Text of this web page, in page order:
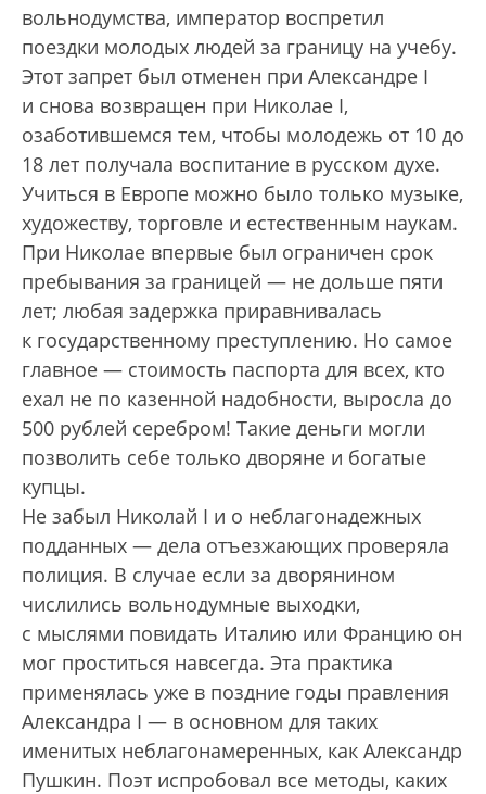
вольнодумства, император воспретил
поездки молодых людей за границу на учебу.
Этот запрет был отменен при Александре I
и снова возвращен при Николае I,
озаботившемся тем, чтобы молодежь от 10 до
18 лет получала воспитание в русском духе.
Учиться в Европе можно было только музыке,
художеству, торговле и естественным наукам.
При Николае впервые был ограничен срок
пребывания за границей — не дольше пяти
лет; любая задержка приравнивалась
к государственному преступлению. Но самое
главное — стоимость паспорта для всех, кто
ехал не по казенной надобности, выросла до
500 рублей серебром! Такие деньги могли
позволить себе только дворяне и богатые
купцы.
Не забыл Николай I и о неблагона­дежных
подданных — дела отъезжающих проверяла
полиция. В случае если за дворянином
числились вольнодумные выходки,
с мыслями повидать Италию или Францию он
мог проститься навсегда. Эта практика
применялась уже в поздние годы правления
Александра I — в основном для таких
именитых неблагонамеренных, как Александр
Пушкин. Поэт испробовал все методы, каких